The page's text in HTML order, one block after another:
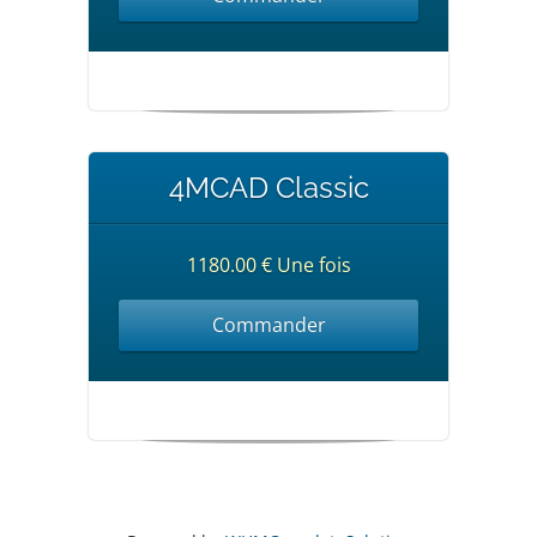
4MCAD Classic
1180.00 € Une fois
Commander